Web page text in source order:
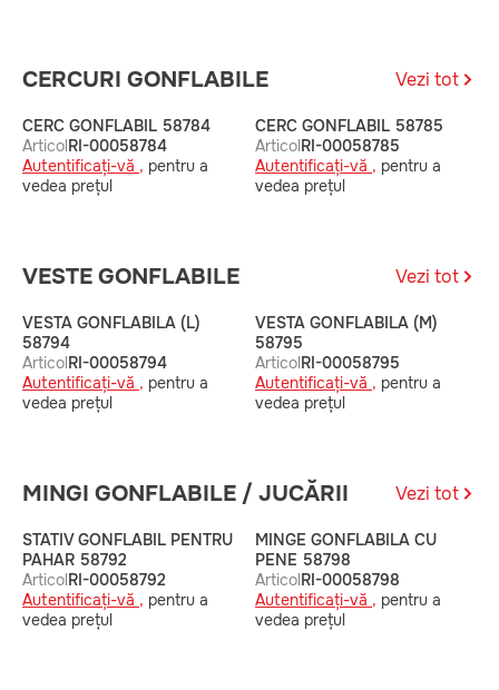
CERCURI GONFLABILE Vezi tot
CERC GONFLABIL 58784
ArticolRI-00058784
Autentificați-vă , pentru a
vedea prețul
CERC GONFLABIL 58785
ArticolRI-00058785
Autentificați-vă , pentru a
vedea prețul
VESTE GONFLABILE Vezi tot
VESTA GONFLABILA (L)
58794
ArticolRI-00058794
Autentificați-vă , pentru a
vedea prețul
VESTA GONFLABILA (M)
58795
ArticolRI-00058795
Autentificați-vă , pentru a
vedea prețul
MINGI GONFLABILE / JUCĂRII Vezi tot
STATIV GONFLABIL PENTRU
PAHAR 58792
ArticolRI-00058792
Autentificați-vă , pentru a
vedea prețul
MINGE GONFLABILA CU
PENE 58798
ArticolRI-00058798
Autentificați-vă , pentru a
vedea prețul